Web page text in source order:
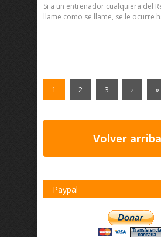
Si a un entrenador cualquiera del
llame como se llame, se le ocurre
1 2 3 › »
Volver
Paypal